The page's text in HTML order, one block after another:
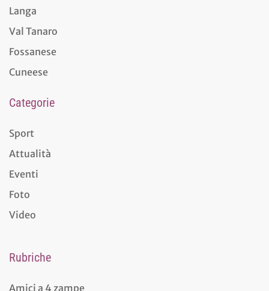
Langa
Val Tanaro
Fossanese
Cuneese
Categorie
Sport
Attualità
Eventi
Foto
Video
Rubriche
Amici a 4 zampe